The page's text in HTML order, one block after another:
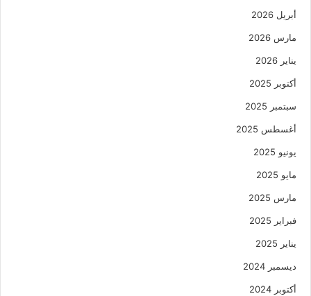
أبريل 2026
مارس 2026
يناير 2026
أكتوبر 2025
سبتمبر 2025
أغسطس 2025
يونيو 2025
مايو 2025
مارس 2025
فبراير 2025
يناير 2025
ديسمبر 2024
أكتوبر 2024